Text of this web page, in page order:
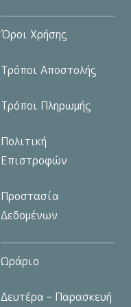
Όροι Χρήσης
Τρόποι Αποστολής
Τρόποι Πληρωμής
Πολιτική
Επιστροφών
Προστασία
Δεδομένων
Ωράριο
Δευτέρα – Παρασκευή